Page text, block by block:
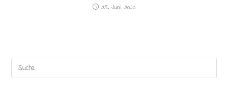
25. Juni 2020
Search
this